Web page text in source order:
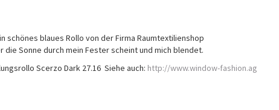
schönes blaues Rollo von der Firma Raumtextilienshop
Sonne durch mein Fester scheint und mich blendet.
Scerzo Dark 27.16 Siehe auch: http://www.window-fashion.ag